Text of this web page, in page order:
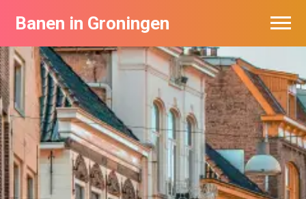
Banen in Groningen
Vacatures per bedrijf
De populairste vacatures in Groningen
Nieuwsbrief feed